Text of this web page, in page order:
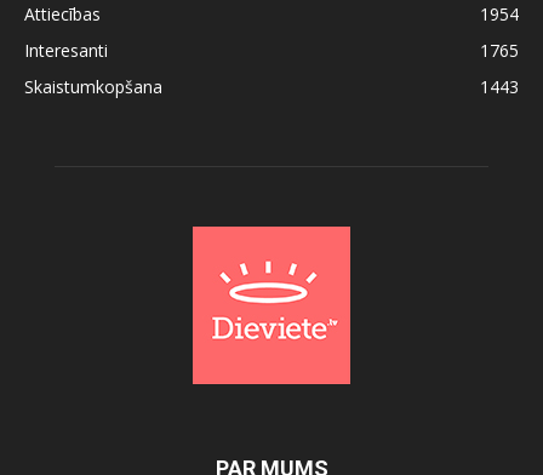
Attiecības
1954
Interesanti
1765
Skaistumkopšana
1443
PAR MUMS